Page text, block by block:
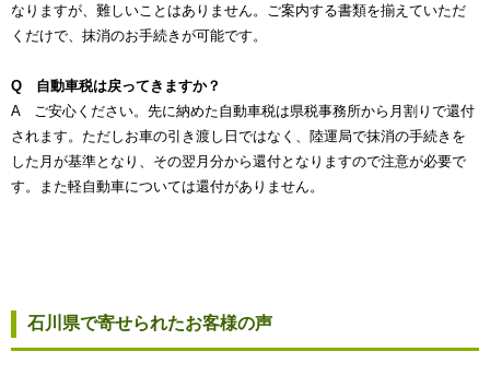
なりますが、難しいことはありません。ご案内する書類を揃えていただ
くだけで、抹消のお手続きが可能です。
Q 自動車税は戻ってきますか？
A ご安心ください。先に納めた自動車税は県税事務所から月割りで還付
されます。ただしお車の引き渡し日ではなく、陸運局で抹消の手続きを
した月が基準となり、その翌月分から還付となりますので注意が必要で
す。また軽自動車については還付がありません。
石川県で寄せられたお客様の声